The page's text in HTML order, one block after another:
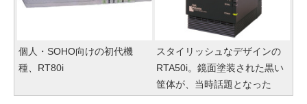
個人・SOHO向けの初代機
種、RT80i
スタイリッシュなデザインの
RTA50i。鏡面塗装された黒い
筐体が、当時話題となった